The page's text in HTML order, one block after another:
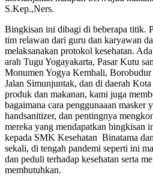
S.Kep.,Ners.
Bingkisan ini dibagi di beberapa titik.
tim relawan dari guru dan karyawan
melaksanakan protokol kesehatan.
arah Tugu Yogayakarta, Pasar Kutu
Monumen Yogya Kembali,
Jalan Simunjuntak, dan di daerah
produk dan makanan, kami juga
bagaimana cara penggunaaan masker
handsanitizer, dan pentingnya
mereka yang mendapatkan bingkisan
kepada SMK Kesehatan Binatama
sekali, di tengah pandemi seperti ini
dan peduli terhadap kesehatan serta
membutuhkan.